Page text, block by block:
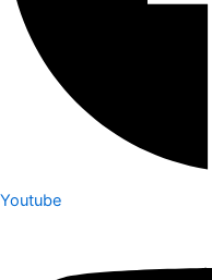
Youtube